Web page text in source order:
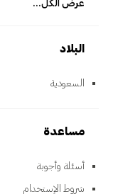
عرض الكل...
البلاد
السعودية
مساعدة
أسئلة وأجوبة
شروط الإستخدام